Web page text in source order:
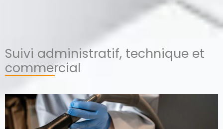
Suivi administratif, technique et
commercial